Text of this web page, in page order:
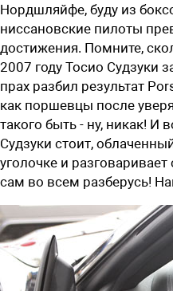
Нордшляйфе, буду из
ниссановские пилоты
достижения. Помните,
2007 году Тосио Судзуки
прах разбил результат
как поршевцы после
такого быть - ну, никак! И
Судзуки стоит,
уголочке и
сам во всем разберусь!